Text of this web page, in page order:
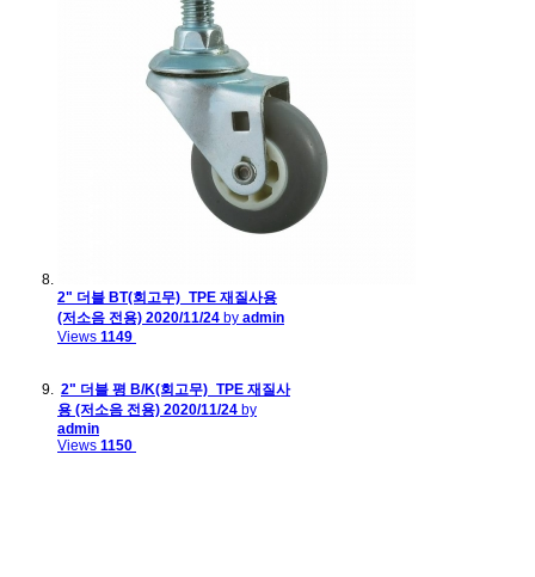
2" 더블 BT(회고무)_TPE 재질사용
(저소음 전용) 2020/11/24 by admin
Views 1149
2" 더블 평 B/K(회고무)_TPE 재질사
용 (저소음 전용) 2020/11/24 by
admin
Views 1150